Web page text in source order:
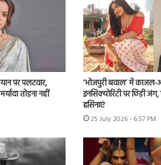
पर पलटवार,
तोड़ना नहीं
‘भोजपुरी बवाल’ में काजल-
इनसिक्योरिटी पर छिड़ी
हसिनाएं
25 July 2026 - 6:57 PM